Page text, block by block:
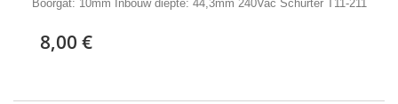
Boorgat: 10mm Inbouw diepte: 44,3mm 240Vac Schurter T11-211
8,00 €